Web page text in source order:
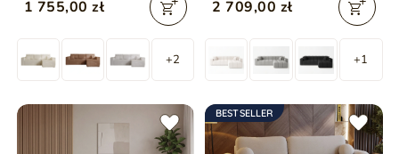
Ciemny szary
1 755,00 zł
+2
2 709,00 zł
+1
BESTSELLER